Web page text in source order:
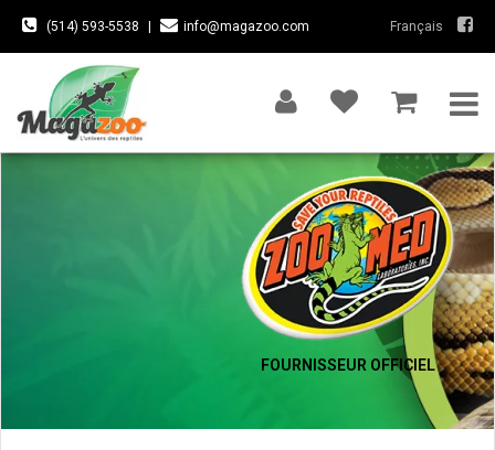
(514) 593-5538 info@magazoo.com Français
FOURNISSEUR OFFICIEL